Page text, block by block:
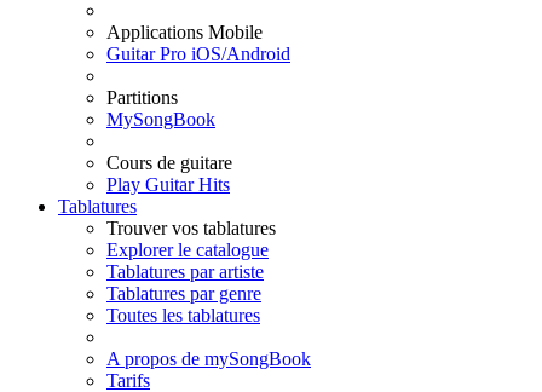
Applications Mobile
Guitar Pro iOS/Android
Partitions
MySongBook
Cours de guitare
Play Guitar Hits
Tablatures
Trouver vos tablatures
Explorer le catalogue
Tablatures par artiste
Tablatures par genre
Toutes les tablatures
A propos de mySongBook
Tarifs